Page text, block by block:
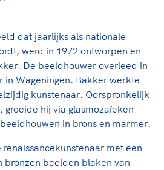
dat jaarlijks als nationale
werd in 1972 ontworpen en
De beeldhouwer overleed in
in Wageningen. Bakker werkte
kunstenaar. Oorspronkelijk
groeide hij via glasmozaïeken
in brons en marmer.
met een
bronzen beelden blaken van